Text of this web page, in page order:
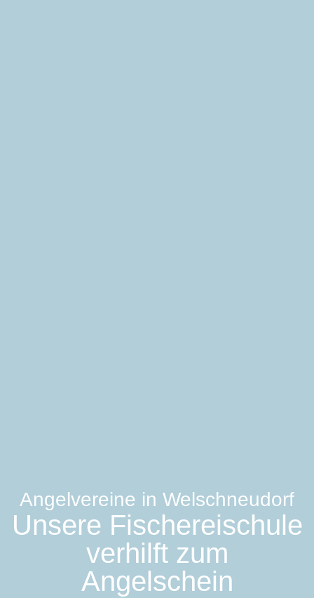
Angelvereine in Welschneudorf
Unsere Fischereischule
verhilft zum
Angelschein